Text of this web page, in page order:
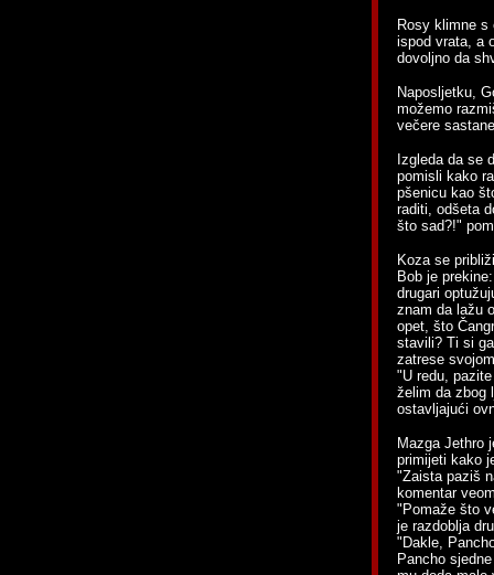
Rosy klimne s
ispod vrata, a
dovoljno da
Naposljetku,
možemo
večere
Izgleda da se
pomisli kako
pšenicu kao
raditi, odšeta
što sad?!"
Koza se
Bob je
drugari
znam da lažu
opet, što
stavili? Ti si
zatrese
"U redu,
želim da zbog
ostavljajući
Mazga Jethro
primijeti kako
"Zaista paziš
komentar
"Pomaže što
je razdoblja
"Dakle,
Pancho